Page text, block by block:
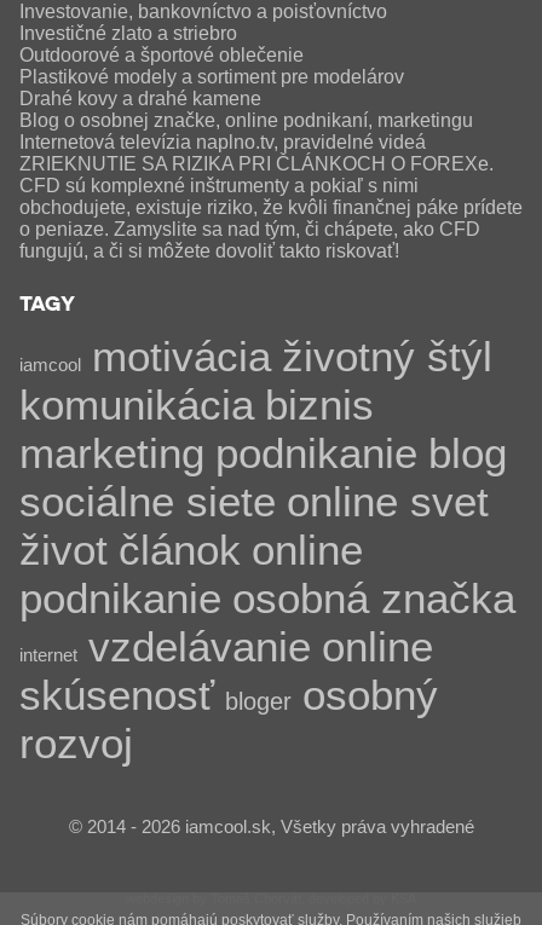
Investovanie, bankovníctvo a poisťovníctvo
Investičné zlato a striebro
Outdoorové a športové oblečenie
Plastikové modely a sortiment pre modelárov
Drahé kovy a drahé kamene
Blog o osobnej značke, online podnikaní, marketingu
Internetová televízia naplno.tv, pravidelné videá
ZRIEKNUTIE SA RIZIKA PRI ČLÁNKOCH O FOREXe.
CFD sú komplexné inštrumenty a pokiaľ s nimi
obchodujete, existuje riziko, že kvôli finančnej páke prídete
o peniaze. Zamyslite sa nad tým, či chápete, ako CFD
fungujú, a či si môžete dovoliť takto riskovať!
TAGY
iamcool motivácia životný štýl
komunikácia biznis
marketing podnikanie blog
sociálne siete online svet
život článok online
podnikanie osobná značka
internet vzdelávanie online
skúsenosť bloger osobný
rozvoj
© 2014 - 2026 iamcool.sk, Všetky práva vyhradené
Súbory cookie nám pomáhajú poskytovať služby. Používaním našich služieb